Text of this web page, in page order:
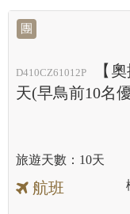
團
D410CZ61012P
【
天(早鳥前10名
10天
航班